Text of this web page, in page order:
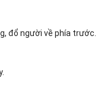
đổ người về phía trước.